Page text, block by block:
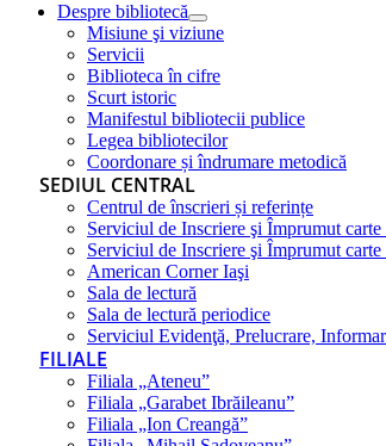
Despre bibliotecă
Misiune şi viziune
Servicii
Biblioteca în cifre
Scurt istoric
Manifestul bibliotecii publice
Legea bibliotecilor
Coordonare și îndrumare metodică
SEDIUL CENTRAL
Centrul de înscrieri și referințe
Serviciul de Inscriere şi Împrumut
Serviciul de Inscriere şi Împrumut
American Corner Iaşi
Sala de lectură
Sala de lectură periodice
Serviciul Evidenţă, Prelucrare,
FILIALE
Filiala „Ateneu”
Filiala „Garabet Ibrăileanu”
Filiala „Ion Creangă”